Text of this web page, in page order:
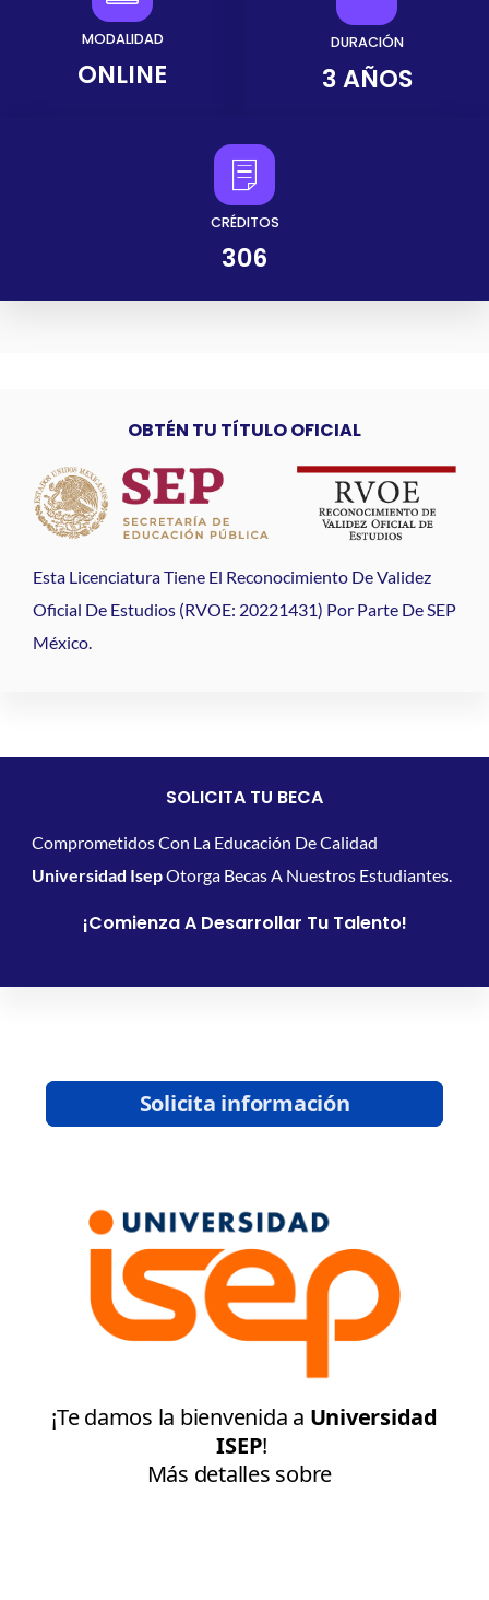
MODALIDAD
ONLINE
DURACIÓN
3 AÑOS
CRÉDITOS
306
OBTÉN TU TÍTULO OFICIAL
Esta Licenciatura Tiene El Reconocimiento De Validez
Oficial De Estudios (RVOE: 20221431) Por Parte De SEP
México.
SOLICITA TU BECA
Comprometidos Con La Educación De Calidad
Universidad IsepOtorga Becas A Nuestros Estudiantes.
¡Comienza A Desarrollar Tu Talento!